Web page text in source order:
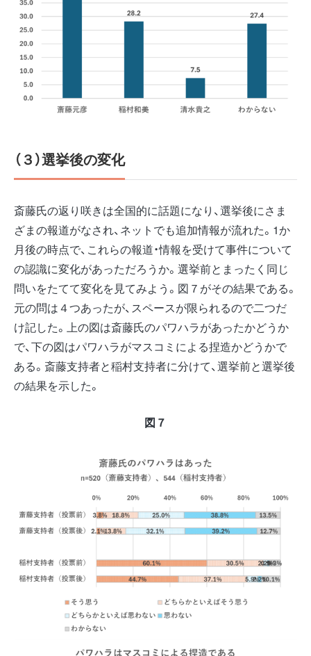
（３）選挙後の変化
斎藤氏の返り咲きは全国的に話題になり、選挙後にさま
ざまの報道がなされ、ネットでも追加情報が流れた。1か
月後の時点で、これらの報道・情報を受けて事件について
の認識に変化があっただろうか。選挙前とまったく同じ
問いをたてて変化を見てみよう。図７がその結果である。
元の問は４つあったが、スペースが限られるので二つだ
け記した。上の図は斎藤氏のパワハラがあったかどうか
で、下の図はパワハラがマスコミによる捏造かどうかで
ある。斎藤支持者と稲村支持者に分けて、選挙前と選挙後
の結果を示した。
図７